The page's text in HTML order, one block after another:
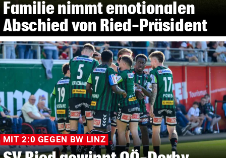
Familie nimmt emotionalen
Abschied von Ried-Präsident
MIT 2:0 GEGEN BW LINZ